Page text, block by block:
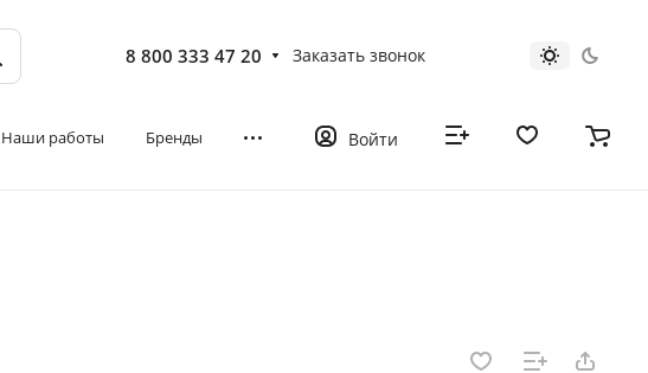
8 800 333 47 20 Заказать звонок
Наши работы Бренды Войти